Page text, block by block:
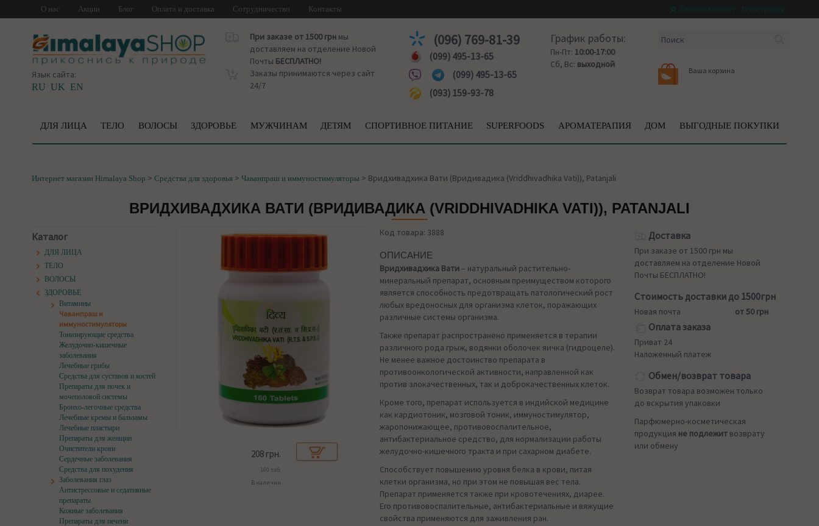
О нас Акции Блог Оплата и доставка Сотрудничество Контакты
Язык сайта:
RU UK EN
При заказе от 1500 грнмы
доставляем на отделение Новой
Почты БЕСПЛАТНО!
Заказы принимаются через сайт
24/7
(096) 769-81-39
(099) 495-13-65
(099) 495-13-65
(093) 159-93-78
График работы:
Пн-Пт: 10:00-17:00
Сб, Вс: выходной
Ваша корзина
ДЛЯ ЛИЦА ТЕЛО ВОЛОСЫ ЗДОРОВЬЕ МУЖЧИНАМ ДЕТЯМ СПОРТИВНОЕ ПИТАНИЕ SUPERFOODS АРОМАТЕРАПИЯ ДОМ ВЫГОДНЫЕ ПОКУПКИ
Интернет магазин Himalaya Shop > Средства для здоровья > Чаванпраш и иммуностимуляторы > Вридхивадхика Вати (Вридивадика (Vriddhivadhika Vati)), Patanjali
ВРИДХИВАДХИКА ВАТИ (ВРИДИВАДИКА (VRIDDHIVADHIKA VATI)), PATANJALI
Каталог
ДЛЯ ЛИЦА
ТЕЛО
ВОЛОСЫ
ЗДОРОВЬЕ
Витамины
Чаванпраш и
иммуностимуляторы
Тонизирующие средства
Желудочно-кишечные
заболевания
Лечебные грибы
Средства для суставов и костей
Препараты для почек и
мочеполовой системы
Бронхо-легочные средства
Лечебные кремы и бальзамы
Лечебные пластыри
Препараты для женщин
Очистители крови
Сердечные заболевания
Средства для похудения
Заболевания глаз
Антистрессовые и седативные
препараты
Кожные заболевания
Препараты для печени
208грн.
160 таб.
В наличии
Код товара: 3888
ОПИСАНИЕ
Вридхивадхика Вати – натуральный растительно-
минеральный препарат, основным преимуществом которого
является способность предотвращать патологический рост
любых вредоносных для организма клеток, поражающих
различные системы организма.
Также препарат распространёно применяется в терапии
различного рода грыж, водянки оболочек яичка (гидроцеле).
Не менее важное достоинство препарата в
противоонкологической активности, направленной как
против злокачественных, так и доброкачественных клеток.
Кроме того, препарат используется в индийской медицине
как кардиотоник, мозговой тоник, иммуностимулятор,
жаропонижающее, противовоспалительное,
антибактериальное средство, для нормализации работы
желудочно-кишечного тракта и при сахарном диабете.
Способствует повышению уровня белка в крови, питая
клетки организма, но при этом не повышая вес тела.
Препарат применяется также при кровотечениях, диарее.
Его противовоспалительные, антибактериальные и вяжущие
свойства применяются для заживления ран.
Доставка
При заказе от 1500 грн мы
доставляем на отделение Новой
Почты БЕСПЛАТНО!
Стоимость доставки до 1500грн
Новая почта от 50 грн
Оплата заказа
Приват 24
Наложенный платеж
Обмен/возврат товара
Возврат товара возможен только
до вскрытия упаковки
Парфюмерно-косметическая
продукция не подлежит возврату
или обмену